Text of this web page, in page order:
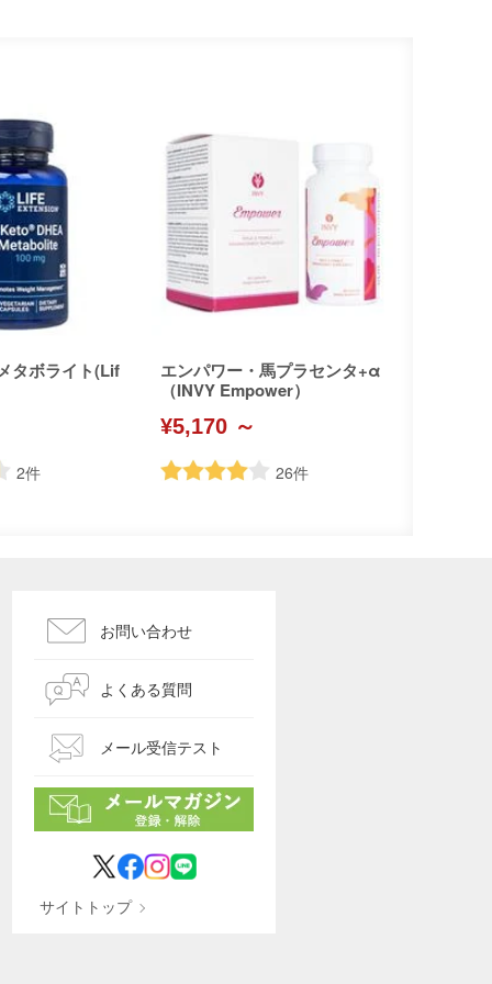
タボライト(Lif
2件
エンパワー・馬プラセンタ+α
（INVY Empower）
¥5,170 ～
26件
お問い合わせ
よくある質問
メール受信テスト
サイトトップ